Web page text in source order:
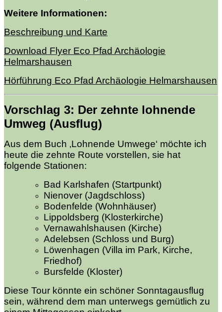
Weitere Informationen:
Beschreibung und Karte
Download Flyer Eco Pfad Archäologie
Helmarshausen
Hörführung Eco Pfad Archäologie Helmarshausen
Vorschlag 3: Der zehnte lohnende
Umweg (Ausflug)
Aus dem Buch ‚Lohnende Umwege‘ möchte ich
heute die zehnte Route vorstellen, sie hat
folgende Stationen:
Bad Karlshafen (Startpunkt)
Nienover (Jagdschloss)
Bodenfelde (Wohnhäuser)
Lippoldsberg (Klosterkirche)
Vernawahlshausen (Kirche)
Adelebsen (Schloss und Burg)
Löwenhagen (Villa im Park, Kirche,
Friedhof)
Bursfelde (Kloster)
Diese Tour könnte ein schöner Sonntagausflug
sein, während dem man unterwegs gemütlich zu